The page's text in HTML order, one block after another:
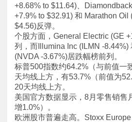
+8.68% to $11.64)、
+7.9% to $32.91) 和 Marathon Oil
$4.56)反弹。
个股方面，General Electric (GE
列，而Illumina Inc (ILMN -8.44%)
(NVDA -3.67%)居跌幅榜前列。
标普500指数约64.2%（与前值一
天均线上方，有53.7%（前值为
20天均线上方。
美国官方数据显示，8月零售销售
增1.0%）。
欧洲股市普遍走高。Stoxx Europe